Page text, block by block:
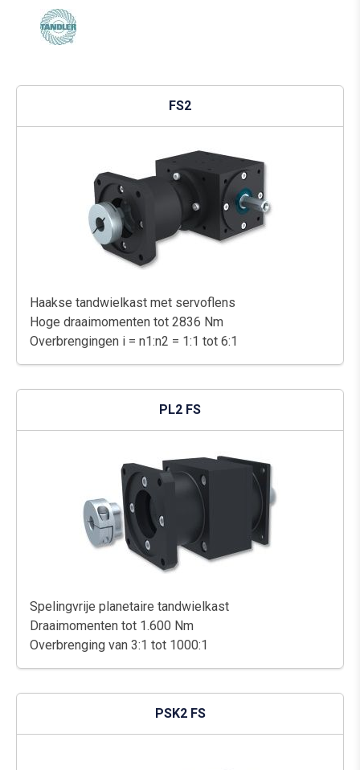
FS2
Haakse tandwielkast met servoflens
Hoge draaimomenten tot 2836 Nm
Overbrengingen i = n1:n2 = 1:1 tot 6:1
PL2 FS
Spelingvrije planetaire tandwielkast
Draaimomenten tot 1.600 Nm
Overbrenging van 3:1 tot 1000:1
PSK2 FS